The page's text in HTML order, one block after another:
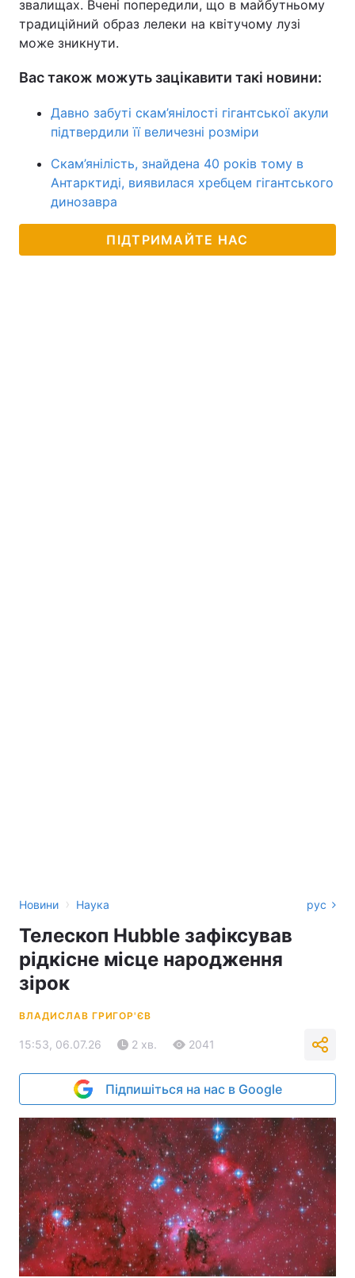
звалищах. Вчені попередили, що в майбутньому
традиційний образ лелеки на квітучому лузі
може зникнути.
Вас також можуть зацікавити такі новини:
Давно забуті скам’янілості гігантської акули
підтвердили її величезні розміри
Скам’янілість, знайдена 40 років тому в
Антарктиді, виявилася хребцем гігантського
динозавра
ПІДТРИМАЙТЕ НАС
Новини › Наука рус
Телескоп Hubble зафіксував
рідкісне місце народження
зірок
ВЛАДИСЛАВ ГРИГОР'ЄВ
15:53, 06.07.26 2 хв. 2041
Підпишіться на нас в Google